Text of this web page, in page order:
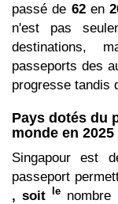
passé de 62en
n'est pas
destinations,
passeports des
progresse tandis
Pays dotés du
monde en 2025
Singapour est
passeport
, soit
lenombre